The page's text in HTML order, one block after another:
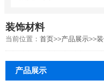
装饰材料
当前位置：首页>>产品展示>>
产品展示